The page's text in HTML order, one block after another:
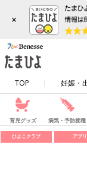
×
TOP 妊娠・
育児グッズ 病気・予防接種
ひよこクラブ アプリ